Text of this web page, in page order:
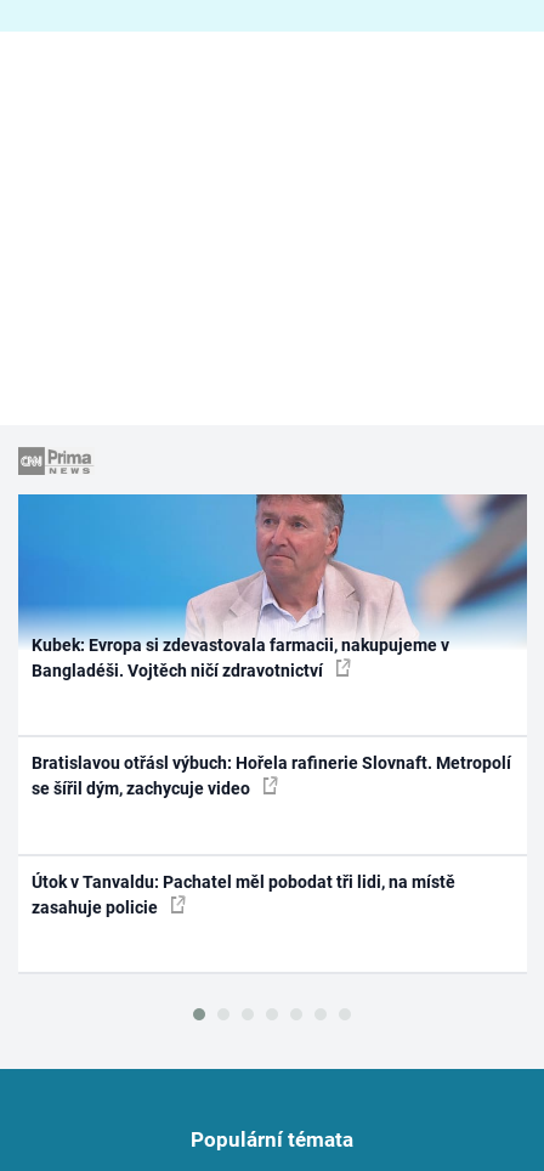
Kubek: Evropa si zdevastovala farmacii, nakupujeme v
Bangladéši. Vojtěch ničí zdravotnictví
Bratislavou otřásl výbuch: Hořela rafinerie Slovnaft. Metropolí
se šířil dým, zachycuje video
Útok v Tanvaldu: Pachatel měl pobodat tři lidi, na místě
zasahuje policie
Populární témata